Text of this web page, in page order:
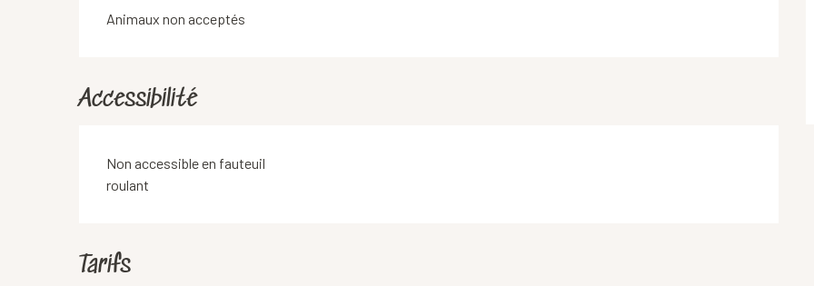
Animaux non acceptés
Accessibilité
Non accessible en fauteuil
roulant
Tarifs